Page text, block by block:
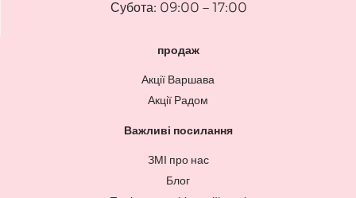
Субота: 09:00 – 17:00
продаж
Акції Варшава
Акції Радом
Важливі посилання
ЗМІ про нас
Блог